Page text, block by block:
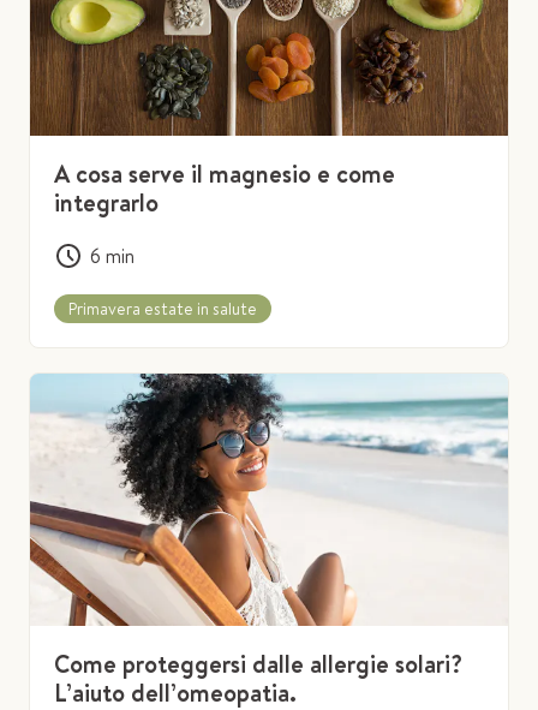
A cosa serve il magnesio e come
integrarlo
6 min
Primavera estate in salute
Come proteggersi dalle allergie solari?
L’aiuto dell’omeopatia.